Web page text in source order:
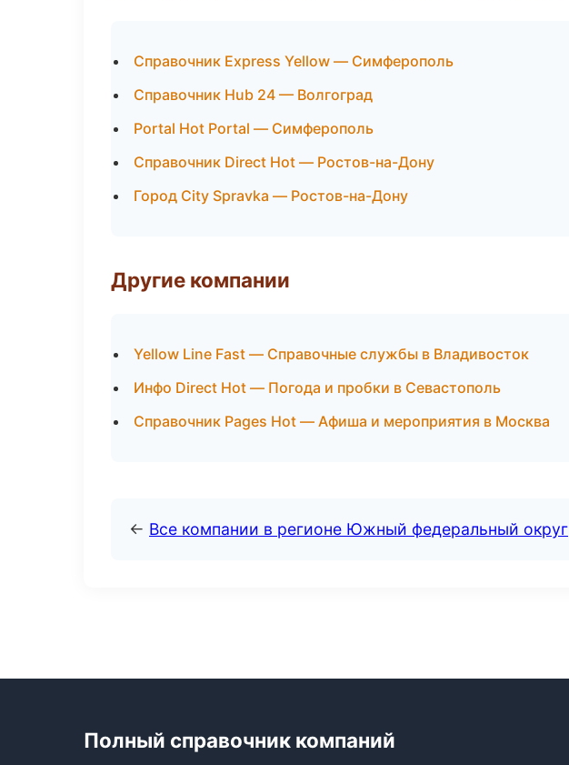
Справочник Express Yellow — Симферополь
Справочник Hub 24 — Волгоград
Portal Hot Portal — Симферополь
Справочник Direct Hot — Ростов-на-Дону
Город City Spravka — Ростов-на-Дону
Другие компании
Yellow Line Fast — Справочные службы в Владивосток
Инфо Direct Hot — Погода и пробки в Севастополь
Справочник Pages Hot — Афиша и мероприятия в Москва
← Все компании в регионе Южный федеральный округ
Полный справочник компаний